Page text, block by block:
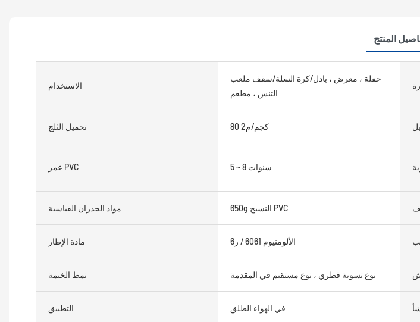
المنتج
الاستخدام
حفلة ، معرض ، بادل/كرة السلة/سقف ملعب
التنس ، مطعم
تحميل الثلج 80 كجم/م2
عمر PVC 5 ~ 8 سنوات
مواد الجدران القياسية 650g النسيج PVC
مادة الإطار الألومنيوم 6061 / ر6
نمط الخيمة نوع تسوية قطري ، نوع مستقيم في المقدمة
التطبيق في الهواء الطلق